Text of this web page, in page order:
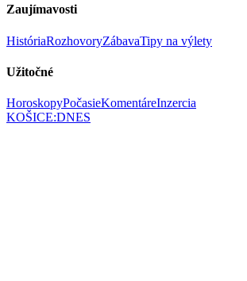
Zaujímavosti
HistóriaRozhovoryZábavaTipy na výlety
Užitočné
HoroskopyPočasieKomentáreInzercia
KOŠICE:DNES